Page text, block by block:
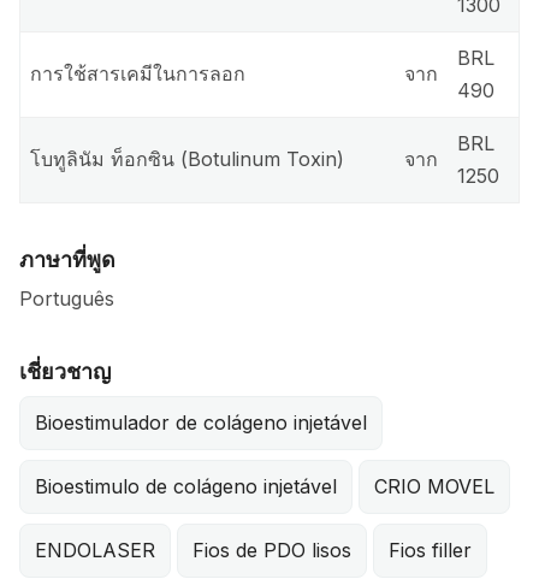
การใช้สารเคมีในการลอก จาก
BRL
490
โบทูลินัม ท็อกซิน (Botulinum Toxin) จาก
BRL
1250
ภาษาที่พูด
Português
เชี่ยวชาญ
Bioestimulador de colágeno injetável
Bioestimulo de colágeno injetável CRIO MOVEL
ENDOLASER Fios de PDO lisos Fios filler